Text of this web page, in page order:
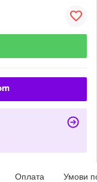
Оплата Умови